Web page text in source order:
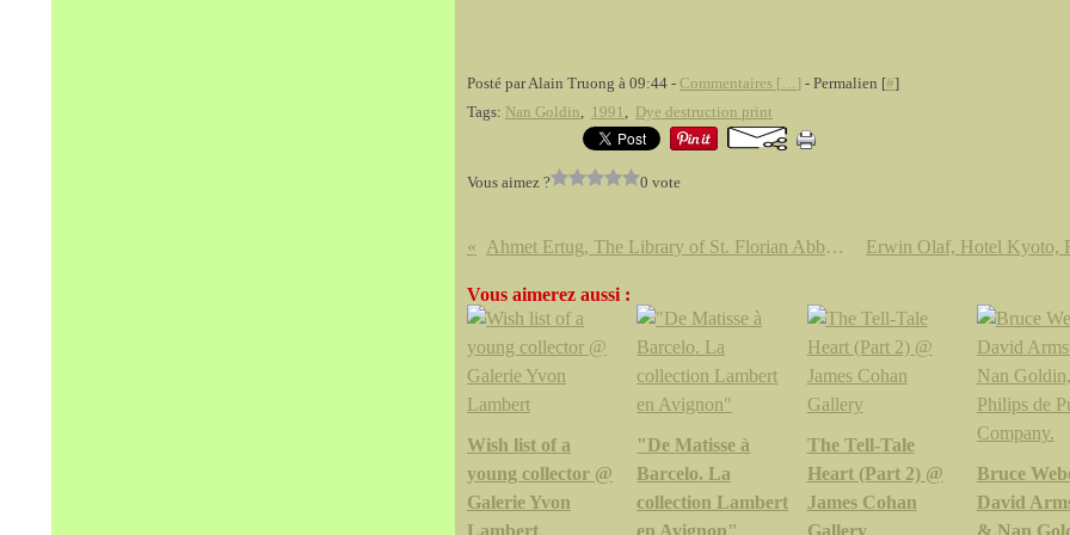
Posté par Alain Truong à 09:44 - Commentaires [… ] - Permalien [#]
Tags: Nan Goldin, 1991 , Dye destruction print
Vous aimez ? 0 vote
Ahmet Ertug, The Library of St. Florian Abbey, Austria, 2009
Vous aimerez aussi :
Wish list of a
young collector @
Galerie Yvon
Lambert
"De Matisse à
Barcelo. La
collection Lambert
en Avignon"
The Tell-Tale
Heart (Part 2) @
James Cohan
Gallery
Bruce
David
& Nan